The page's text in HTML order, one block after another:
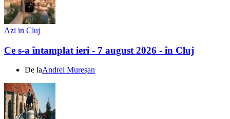
Azi in Cluj
Ce s-a întamplat ieri - 7 august 2026 - în Cluj
De laAndrei Mureșan